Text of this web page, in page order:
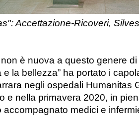
Accettazione-Ricoveri,
è nuova a questo genere
e la bellezza” ha portato i
negli ospedali Humanitas
e nella primavera 2020, in
accompagnato medici e